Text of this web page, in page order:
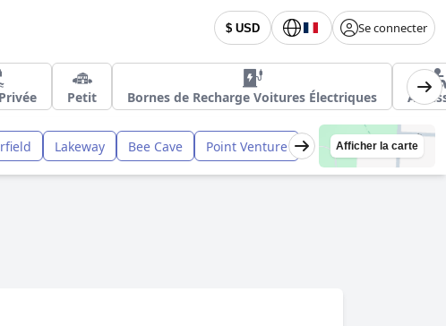
$ USD Se connecter
Petit Bornes de Recharge Voitures Électriques
Lakeway Bee Cave Point Venture Afficher la carte